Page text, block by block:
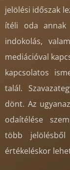
jelölési időszak
ítéli oda
indokolás,
mediációval
kapcsolatos
talál.
dönt. Az
odaítélése
több
értékeléskor